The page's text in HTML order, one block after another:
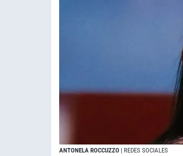
ANTONELA ROCCUZZO | REDES SOCIALES